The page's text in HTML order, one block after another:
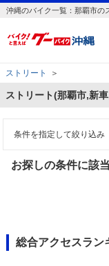
沖縄のバイク一覧：那覇市の
ストリート ＞
ストリート(那覇市,新
条件を指定して絞り込み
お探しの条件に該
総合アクセスラン